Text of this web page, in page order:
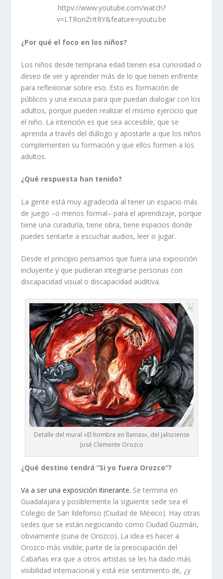
httpv://www.youtube.com/watch?
v=LTRonZrItRY&feature=youtu.be
¿Por qué el foco en los niños?
Los niños desde temprana edad tienen esa curiosidad o
deseo de ver y aprender más de lo que tienen enfrente
para reflexionar sobre eso. Esto es formación de
públicos y una excusa para que puedan dialogar con los
adultos, porque pueden realizar el mismo ejercicio que
el niño. La intención es que sea accesible, que se
aprenda a través del diálogo y apostarle a que los niños
complementen su formación y que ellos formen a los
adultos.
¿Qué respuesta han tenido?
La gente está muy agradecida al tener un espacio más
de juego –o menos formal– para el aprendizaje, porque
tiene una curaduría, tiene obra, tiene espacios donde
puedes sentarte a escuchar audios, leer o jugar.
Desde el principio pensamos que fuera una exposición
incluyente y que pudieran integrarse personas con
discapacidad visual o discapacidad auditiva.
Detalle del mural «El hombre en llamas», del jalisciense
José Clemente Orozco
¿Qué destino tendrá “Si yo fuera Orozco”?
Va a ser una exposición itinerante. Se termina en
Guadalajara y posiblemente la siguiente sede sea el
Colegio de San Ildefonso (Ciudad de México). Hay otras
sedes que se están negociando como Ciudad Guzmán,
obviamente (cuna de Orozco). La idea es hacer a
Orozco más visible; parte de la preocupación del
Cabañas era que a otros artistas se les ha dado más
visibilidad internacional y está ese sentimiento de, ¿y